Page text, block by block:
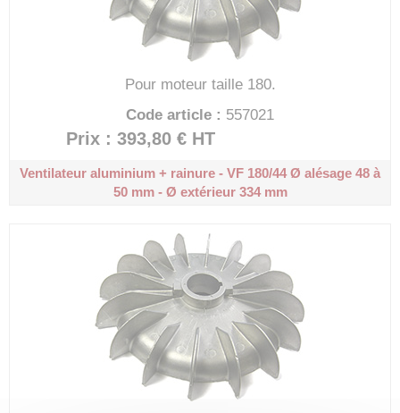
Pour moteur taille 180.
Code article : 557021
Prix : 393,80 € HT
Ventilateur aluminium + rainure - VF 180/44Ø alésage 48 à
50 mm - Ø extérieur 334 mm